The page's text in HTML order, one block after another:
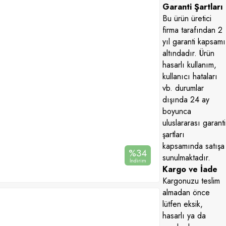
%34
İndirim
Garanti Şartları
Bu ürün üretici
firma tarafından 2
yıl garanti kapsamı
altındadır. Ürün
hasarlı kullanım,
kullanıcı hataları
vb. durumlar
dışında 24 ay
boyunca
uluslararası garanti
şartları
kapsamında satışa
sunulmaktadır.
Kargo ve İade
Kargonuzu teslim
almadan önce
lütfen eksik,
hasarlı ya da